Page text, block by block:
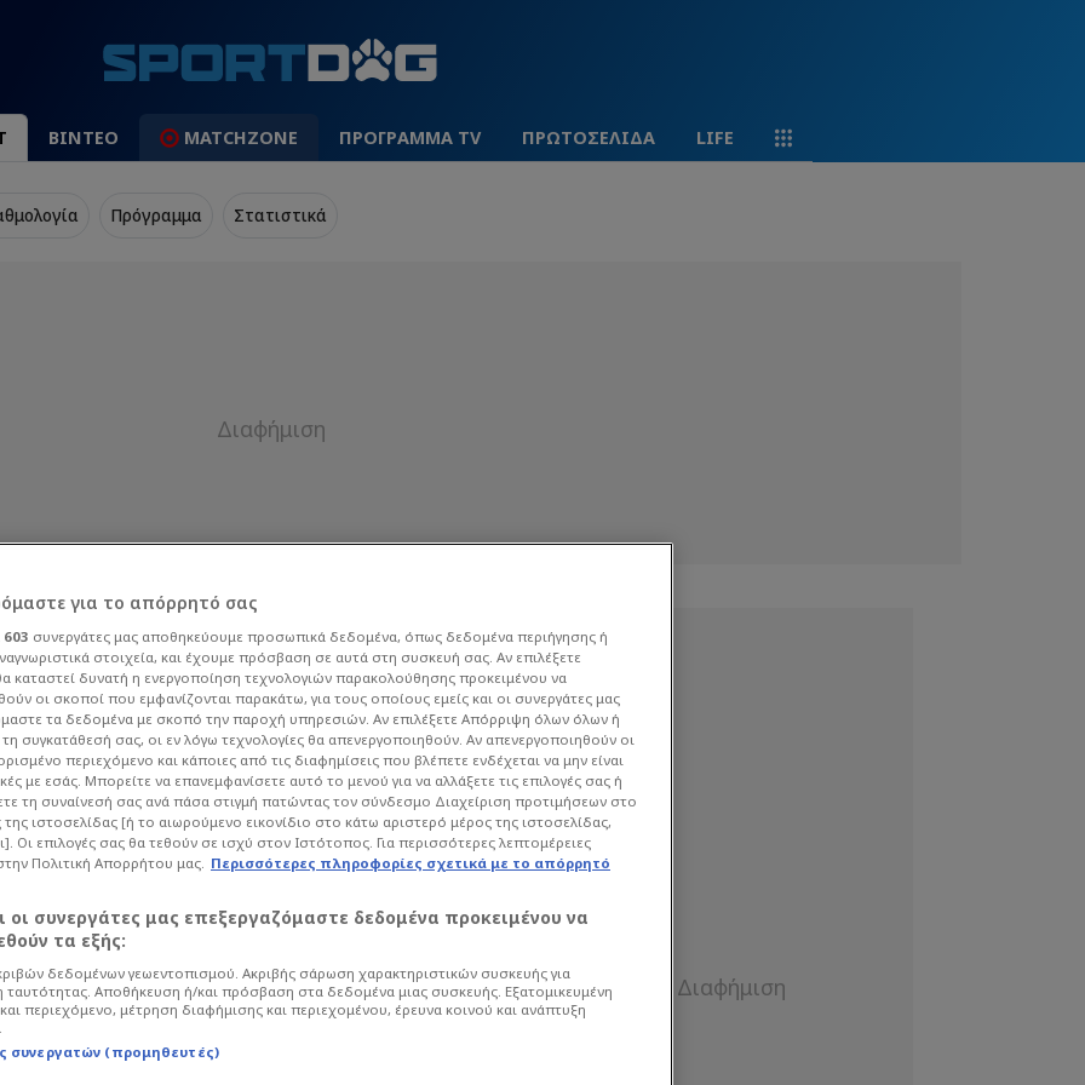
ΒΙΝΤΕΟ MATCHZONE ΠΡΟΓΡΑΜΜΑ TV ΠΡΩΤΟΣΕΛΙΔΑ LIFE
Πρόγραμμα Στατιστικά
το F4 ο
στον
Μπάσκετ Euroleague
πρόταση ανανέωσης της Βαλένθια
φέρεται να βρίσκεται κοντά στους
για το απόρρητό σας
603 συνεργάτες μας αποθηκεύουμε προσωπικά δεδομένα, όπως δεδομένα περιήγησης ή
στοιχεία, και έχουμε πρόσβαση σε αυτά στη συσκευή σας. Αν επιλέξετε
καταστεί δυνατή η ενεργοποίηση τεχνολογιών παρακολούθησης προκειμένου να
οι σκοποί που εμφανίζονται παρακάτω, για τους οποίους εμείς και οι συνεργάτες μας
τα δεδομένα με σκοπό την παροχή υπηρεσιών. Αν επιλέξετε Απόρριψη όλων όλων ή
συγκατάθεσή σας, οι εν λόγω τεχνολογίες θα απενεργοποιηθούν. Αν απενεργοποιηθούν οι
περιεχόμενο και κάποιες από τις διαφημίσεις που βλέπετε ενδέχεται να μην είναι
με εσάς. Μπορείτε να επανεμφανίσετε αυτό το μενού για να αλλάξετε τις επιλογές σας ή
τη συναίνεσή σας ανά πάσα στιγμή πατώντας τον σύνδεσμο Διαχείριση προτιμήσεων στο
ιστοσελίδας [ή το αιωρούμενο εικονίδιο στο κάτω αριστερό μέρος της ιστοσελίδας,
Οι επιλογές σας θα τεθούν σε ισχύ στον Ιστότοπος. Για περισσότερες λεπτομέρειες
Πολιτική Απορρήτου μας. Περισσότερες πληροφορίες σχετικά με το απόρρητό
οι συνεργάτες μας επεξεργαζόμαστε δεδομένα προκειμένου να
τα εξής:
δεδομένων γεωεντοπισμού. Ακριβής σάρωση χαρακτηριστικών συσκευής για
ταυτότητας. Αποθήκευση ή/και πρόσβαση στα δεδομένα μιας συσκευής. Εξατομικευμένη
περιεχόμενο, μέτρηση διαφήμισης και περιεχομένου, έρευνα κοινού και ανάπτυξη
συνεργατών (προμηθευτές)